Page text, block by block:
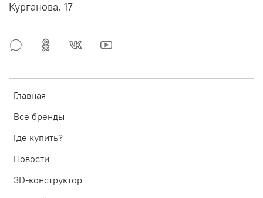
Главная
Все бренды
Где купить?
Новости
3D-конструктор
Курганова, 17